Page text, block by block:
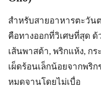
สำหรับสายอาหารตะวัน
คือทางออกที่วิเศษที่สุด ด้
เส้นพาสต้า, พริกแห้ง, ก
เผ็ดร้อนเล็กน้อยจากพริ
หมดจานโดยไม่เบื่อ